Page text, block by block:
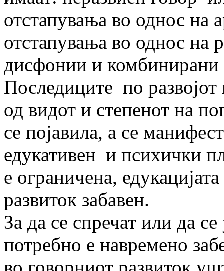
отстапувања во однос на
отстапувања во однос на
дисфонии и комбинирани
Последиците по развојот
од видот и степенот на
се појавила, а се
едукативен и психички
е ограничена,
развиток забавен.
За да се спречат или да
потребно е навремено